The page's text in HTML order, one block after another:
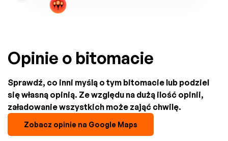
Opinie o bitomacie
Sprawdź, co inni myślą o tym bitomacie lub podziel
się własną opinią. Ze względu na dużą ilość opinii,
załadowanie wszystkich może zająć chwilę.
Zobacz opinie na Google Maps